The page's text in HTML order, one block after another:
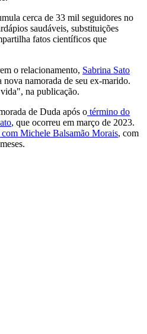
cerca de 33 mil seguidores no
saudáveis, substituições
fatos científicos que
o relacionamento, Sabrina Sato
nova namorada de seu ex-marido.
na publicação.
de Duda após o término do
, que ocorreu em março de 2023.
com Michele Balsamão Morais, com